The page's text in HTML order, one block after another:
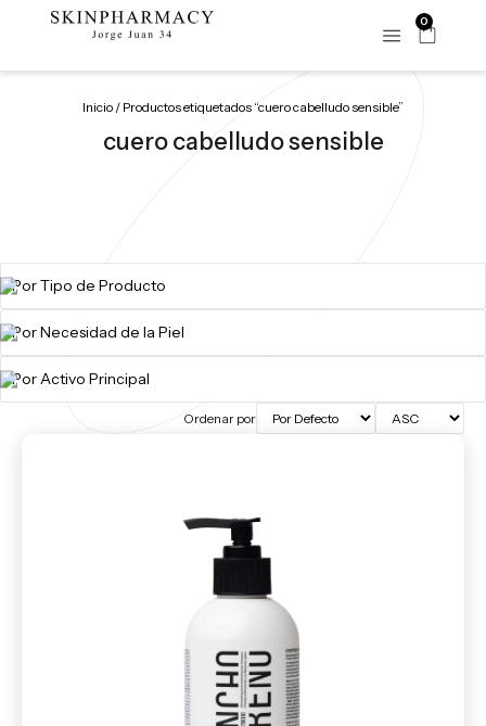
0
Inicio / Productos etiquetados “cuero cabelludo sensible”
cuero cabelludo sensible
Ordenar por